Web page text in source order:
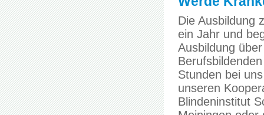
Die Ausbildung
ein Jahr und
Ausbildung
Stunden bei
unseren
Blindeninstitut